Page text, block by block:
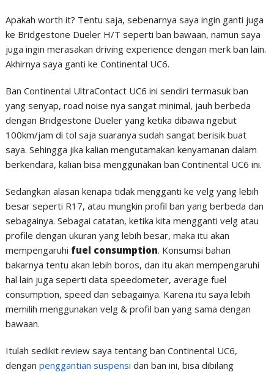
Apakah worth it? Tentu saja, sebenarnya saya ingin ganti juga
ke Bridgestone Dueler H/T seperti ban bawaan, namun saya
juga ingin merasakan driving experience dengan merk ban lain.
Akhirnya saya ganti ke Continental UC6.
Ban Continental UltraContact UC6 ini sendiri termasuk ban
yang senyap, road noise nya sangat minimal, jauh berbeda
dengan Bridgestone Dueler yang ketika dibawa ngebut
100km/jam di tol saja suaranya sudah sangat berisik buat
saya. Sehingga jika kalian mengutamakan kenyamanan dalam
berkendara, kalian bisa menggunakan ban Continental UC6 ini.
Sedangkan alasan kenapa tidak mengganti ke velg yang lebih
besar seperti R17, atau mungkin profil ban yang berbeda dan
sebagainya. Sebagai catatan, ketika kita mengganti velg atau
profile dengan ukuran yang lebih besar, maka itu akan
mempengaruhi fuel consumption. Konsumsi bahan
bakarnya tentu akan lebih boros, dan itu akan mempengaruhi
hal lain juga seperti data speedometer, average fuel
consumption, speed dan sebagainya. Karena itu saya lebih
memilih menggunakan velg & profil ban yang sama dengan
bawaan.
Itulah sedikit review saya tentang ban Continental UC6,
dengan penggantian suspensi dan ban ini, bisa dibilang